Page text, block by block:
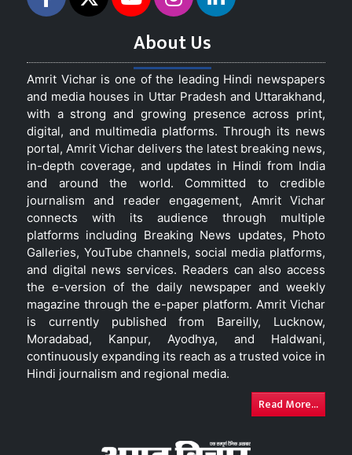
About Us
Amrit Vichar is one of the leading Hindi newspapers
and media houses in Uttar Pradesh and Uttarakhand,
with a strong and growing presence across print,
digital, and multimedia platforms. Through its news
portal, Amrit Vichar delivers the latest breaking news,
in-depth coverage, and updates in Hindi from India
and around the world. Committed to credible
journalism and reader engagement, Amrit Vichar
connects with its audience through multiple
platforms including Breaking News updates, Photo
Galleries, YouTube channels, social media platforms,
and digital news services. Readers can also access
the e-version of the daily newspaper and weekly
magazine through the e-paper platform. Amrit Vichar
is currently published from Bareilly, Lucknow,
Moradabad, Kanpur, Ayodhya, and Haldwani,
continuously expanding its reach as a trusted voice in
Hindi journalism and regional media.
Read More...